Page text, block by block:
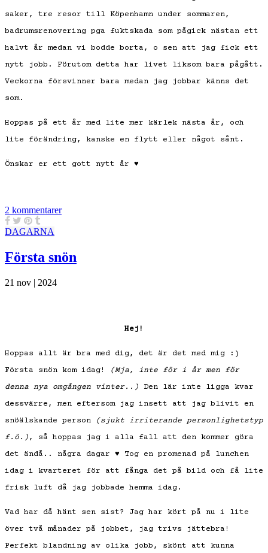
saker, tre resor till Köpenhamn under sommaren,
badrumsrenovering pga fuktskada som pågick nästan ett
halvt år medan vi bodde borta, o sen att jag fick ett
nytt jobb. Förutom detta har livet liksom bara pågått.
Veckorna försvinner bara medan jag jobbar känns det
som.
Hoppas på ett år med lite mer kärlek nästa år, och
lite förändring, kanske en flytt eller något sånt.
Önskar er ett gott nytt år ♥
2 kommentarer
DAGARNA
Första snön
21 nov | 2024
Hej!
Hoppas allt är bra med dig, det är det med mig :)
Första snön kom idag!
(Mja, inte för i år men för
denna nya omgången vinter..) Den lär inte ligga kvar
dessvärre, men eftersom jag insett att jag blivit en
snöälskande person
(sjukt irriterande personlighetstyp
f.ö.) , så hoppas jag i alla fall att den kommer göra
det ändå.. några dagar ♥ Tog en promenad på lunchen
idag i kvarteret för att fånga det på bild och få lite
frisk luft då jag jobbade hemma idag.
Vad har då hänt sen sist? Jag har kört på nu i lite
över två månader på jobbet, jag trivs jättebra!
Perfekt blandning av olika jobb, skönt att kunna